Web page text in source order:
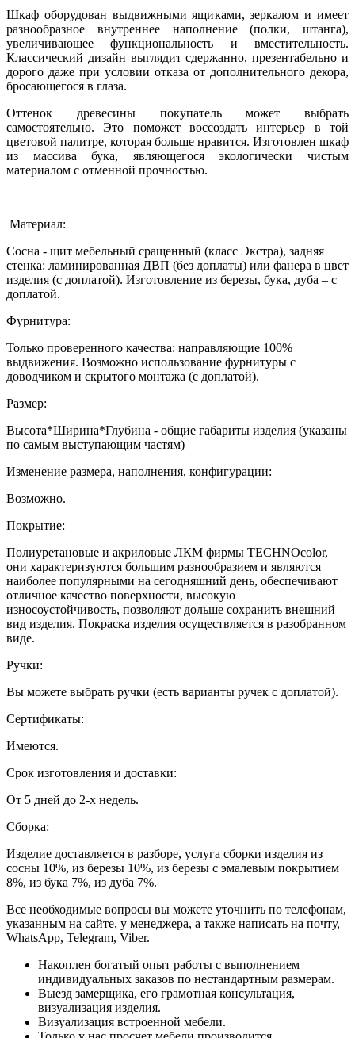
Шкаф оборудован выдвижными ящиками, зеркалом и имеет
разнообразное внутреннее наполнение (полки, штанга),
увеличивающее функциональность и вместительность.
Классический дизайн выглядит сдержанно, презентабельно и
дорого даже при условии отказа от дополнительного декора,
бросающегося в глаза.
Оттенок древесины покупатель может выбрать
самостоятельно. Это поможет воссоздать интерьер в той
цветовой палитре, которая больше нравится. Изготовлен шкаф
из массива бука, являющегося экологически чистым
материалом с отменной прочностью.
Материал:
Сосна - щит мебельный сращенный (класс Экстра), задняя
стенка: ламинированная ДВП (без доплаты) или фанера в цвет
изделия (с доплатой). Изготовление из березы, бука, дуба – с
доплатой.
Фурнитура:
Только проверенного качества: направляющие 100%
выдвижения. Возможно использование фурнитуры с
доводчиком и скрытого монтажа (с доплатой).
Размер:
Высота*Ширина*Глубина - общие габариты изделия (указаны
по самым выступающим частям)
Изменение размера, наполнения, конфигурации:
Возможно.
Покрытие:
Полиуретановые и акриловые ЛКМ фирмы TECHNOcolor,
они характеризуются большим разнообразием и являются
наиболее популярными на сегодняшний день, обеспечивают
отличное качество поверхности, высокую
износоустойчивость, позволяют дольше сохранить внешний
вид изделия. Покраска изделия осуществляется в разобранном
виде.
Ручки:
Вы можете выбрать ручки (есть варианты ручек с доплатой).
Сертификаты:
Имеются.
Срок изготовления и доставки:
От 5 дней до 2-х недель.
Сборка:
Изделие доставляется в разборе, услуга сборки изделия из
сосны 10%, из березы 10%, из березы с эмалевым покрытием
8%, из бука 7%, из дуба 7%.
Все необходимые вопросы вы можете уточнить по телефонам,
указанным на сайте, у менеджера, а также написать на почту,
WhatsApp, Telegram, Viber.
Накоплен богатый опыт работы с выполнением
индивидуальных заказов по нестандартным размерам.
Выезд замерщика, его грамотная консультация,
визуализация изделия.
Визуализация встроенной мебели.